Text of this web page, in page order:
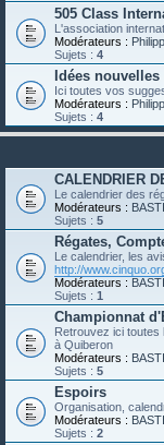
505 Class
L'association
Modérateurs :
Sujets : 4
Idées nouvelles
Ici toutes vos
Modérateurs :
Sujets : 4
CALENDRIER
Le calendrier des
Modérateurs :
Sujets : 5
Régates,
Le calendrier, les
http://
Modérateurs :
Sujets : 1
Championnat
Retrouvez ici toutes
à Quiberon
Modérateurs :
Sujets : 5
Espoirs
Organisation,
Modérateurs :
Sujets : 2